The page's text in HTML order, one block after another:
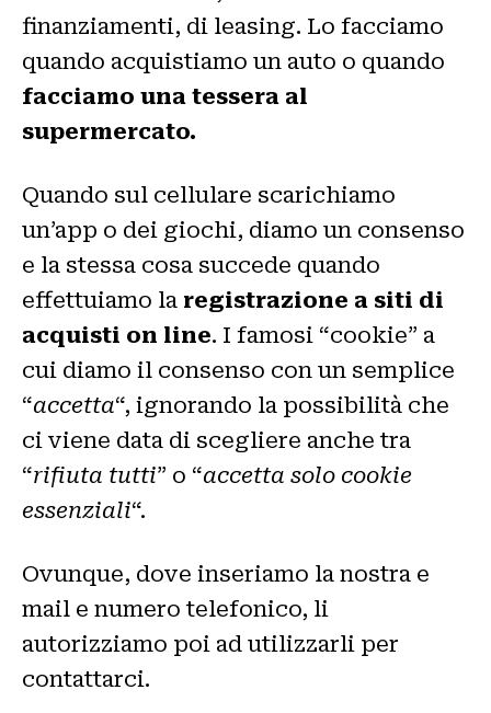
finanziamenti, di leasing. Lo facciamo
quando acquistiamo un auto o quando
facciamo una tessera al
supermercato.
Quando sul cellulare scarichiamo
un’app o dei giochi, diamo un consenso
e la stessa cosa succede quando
effettuiamo la registrazione a siti di
acquisti on line. I famosi “cookie” a
cui diamo il consenso con un semplice
“accetta“, ignorando la possibilità che
ci viene data di scegliere anche tra
“rifiuta tutti” o “accetta solo cookie
essenziali“.
Ovunque, dove inseriamo la nostra e
mail e numero telefonico, li
autorizziamo poi ad utilizzarli per
contattarci.